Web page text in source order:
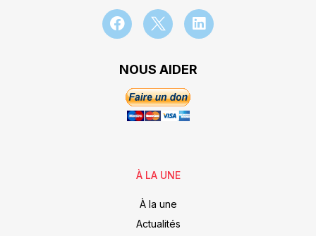
NOUS AIDER
À LA UNE
À la une
Actualités